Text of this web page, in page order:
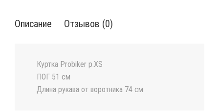
Описание Отзывов (0)
Куртка Probiker р.XS
ПОГ 51 см
Длина рукава от воротника 74 см